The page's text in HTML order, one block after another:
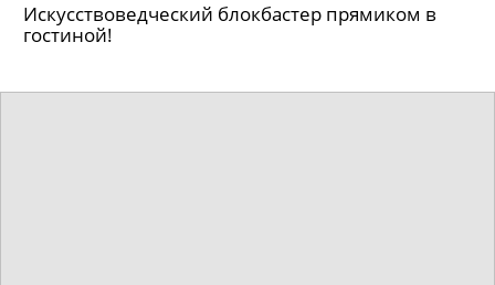
Искусствоведческий блокбастер прямиком в
гостиной!